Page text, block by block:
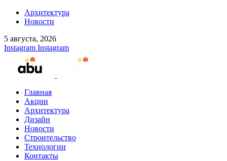
Архитектура
Новости
5 августа, 2026
Instagram Instagram
Главная
Акции
Архитектура
Дизайн
Новости
Строительство
Технологии
Контакты